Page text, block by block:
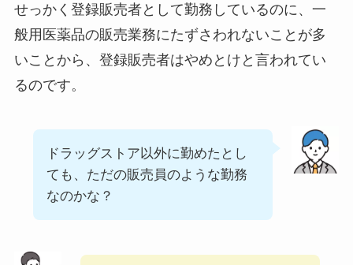
せっかく登録販売者として勤務しているのに、一
般用医薬品の販売業務にたずさわれないことが多
いことから、登録販売者はやめとけと言われてい
るのです。
ドラッグストア以外に勤めたとし
ても、ただの販売員のような勤務
なのかな？